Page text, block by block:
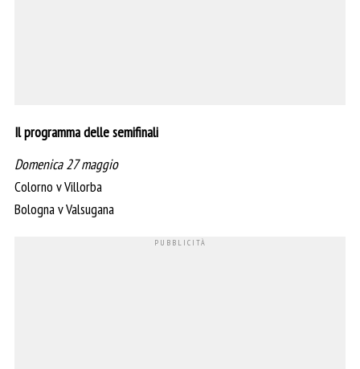
Il programma delle semifinali
Domenica 27 maggio
Colorno v Villorba
Bologna v Valsugana